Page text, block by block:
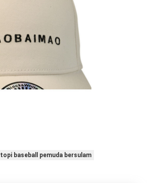
topi baseball pemuda bersulam